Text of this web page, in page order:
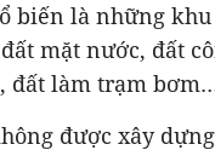
biến là những
mặt nước, đất
đất làm trạm
được xây